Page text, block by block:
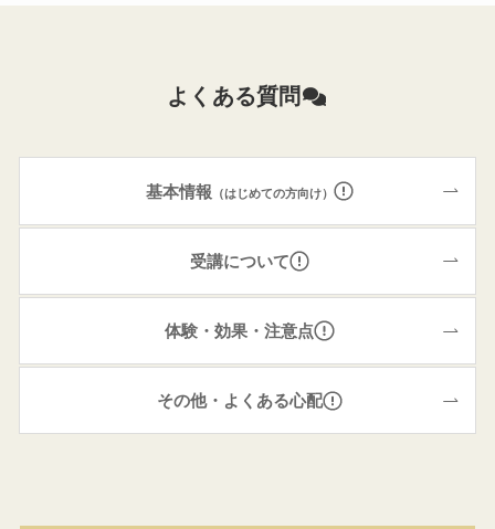
よくある質問
基本情報 （はじめての方向け）
受講について
体験・効果・注意点
その他・よくある心配